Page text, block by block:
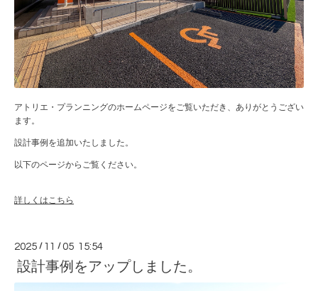
アトリエ・プランニングのホームページをご覧いただき、ありがとうござい
ます。
設計事例を追加いたしました。
以下のページからご覧ください。
詳しくはこちら
2025 / 11 /05 15:54
設計事例をアップしました。